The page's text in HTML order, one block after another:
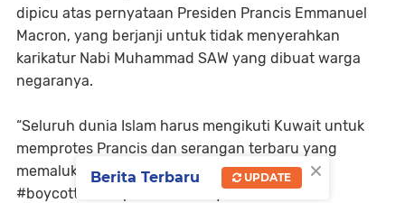
dipicu atas pernyataan Presiden Prancis Emmanuel
Macron, yang berjanji untuk tidak menyerahkan
karikatur Nabi Muhammad SAW yang dibuat warga
negaranya.
“Seluruh dunia Islam harus mengikuti Kuwait untuk
memprotes Prancis dan serangan terbaru yang
memalukan terhadap kepercayaan Muslim.
#boycottfranceproducts #boycottfrance
×
Berita Terbaru UPDATE